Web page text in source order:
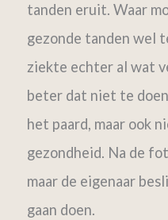
tanden eruit. Waar
gezonde tanden wel
ziekte echter al wat
beter dat niet te
het paard, maar ook
gezondheid. Na de
maar de eigenaar
gaan doen.